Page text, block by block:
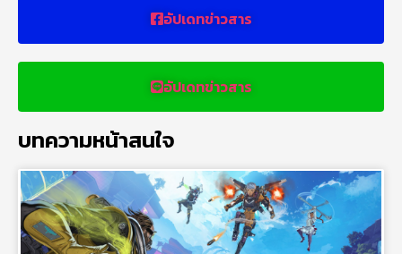
อัปเดทข่าวสาร
อัปเดทข่าวสาร
บทความหน้าสนใจ